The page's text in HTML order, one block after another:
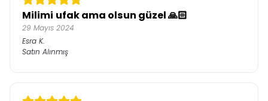
Milimi ufak ama olsun güzel 🙏🏻
29 Mayıs 2024
Esra K.
Satın Alınmış